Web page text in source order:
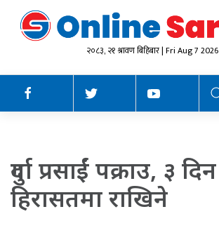
२०८३, २१ श्रावण बिहिबार | Fri Aug 7 2026
दुर्गा प्रसाईं पक्राउ, ३ दिन
हिरासतमा राखिने